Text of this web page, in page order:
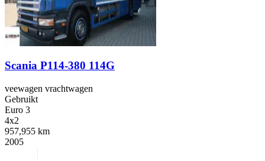
Scania P114-380 114G
veewagen vrachtwagen
Gebruikt
Euro 3
4x2
957,955 km
2005